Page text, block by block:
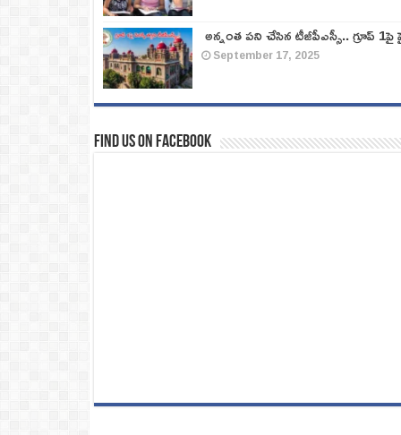
అన్నంత పని చేసిన టీజీపీఎస్సీ.. గ్రూప్‌
September 17, 2025
Find us on Facebook